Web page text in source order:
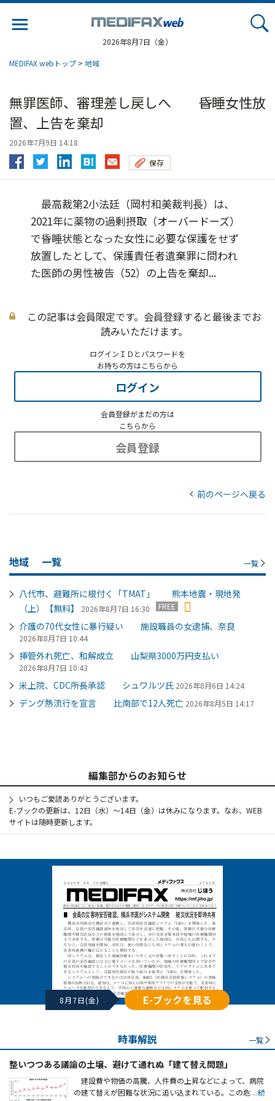
2026年8月7日（金）
MEDIFAX webトップ > 地域
無罪医師、審理差し戻しへ 昏睡女性放
置、上告を棄却
2026年7月9日 14:18
保存
最高裁第2小法廷（岡村和美裁判長）は、
2021年に薬物の過剰摂取（オーバードーズ）
で昏睡状態となった女性に必要な保護をせず
放置したとして、保護責任者遺棄罪に問われ
た医師の男性被告（52）の上告を棄却...
この記事は会員限定です。会員登録すると最後までお
読みいただけます。
ログインＩＤとパスワードを
お持ちの方はこちらから
ログイン
会員登録がまだの方は
こちらから
会員登録
前のページへ戻る
地域 一覧 一覧
八代市、避難所に根付く「TMAT」 熊本地震・現地発
（上）【無料】
2026年8月7日 16:30 FREE
介護の70代女性に暴行疑い 施設職員の女逮捕、奈良
2026年8月7日 10:44
挿管外れ死亡、和解成立 山梨県3000万円支払い
2026年8月7日 10:43
米上院、CDC所長承認 シュワルツ氏 2026年8月6日 14:24
デング熱流行を宣言 比南部で12人死亡 2026年8月5日 14:17
編集部からのお知らせ
いつもご愛読ありがとうございます。
E-ブックの更新は、12日（水）～14日（金）は休みになります。なお、WEB
サイトは随時更新します。
8月7日(金) E-ブックを見る
時事解説 一覧
整いつつある議論の土壌、避けて通れぬ「建て替え問題」
建設費や物価の高騰、人件費の上昇などによって、病院
の建て替えが困難な状況に追い込まれている。この危 ...続